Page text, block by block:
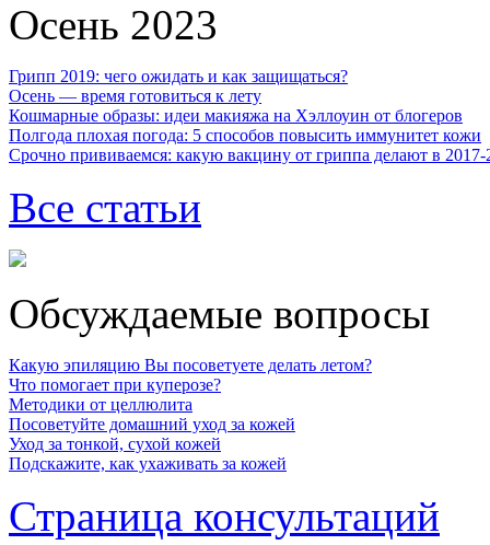
Осень 2023
Грипп 2019: чего ожидать и как защищаться?
Осень — время готовиться к лету
Кошмарные образы: идеи макияжа на Хэллоуин от блогеров
Полгода плохая погода: 5 способов повысить иммунитет кожи
Срочно прививаемся: какую вакцину от гриппа делают в 2017-
Все статьи
Обсуждаемые вопросы
Какую эпиляцию Вы посоветуете делать летом?
Что помогает при куперозе?
Методики от целлюлита
Посоветуйте домашний уход за кожей
Уход за тонкой, сухой кожей
Подскажите, как ухаживать за кожей
Страница консультаций